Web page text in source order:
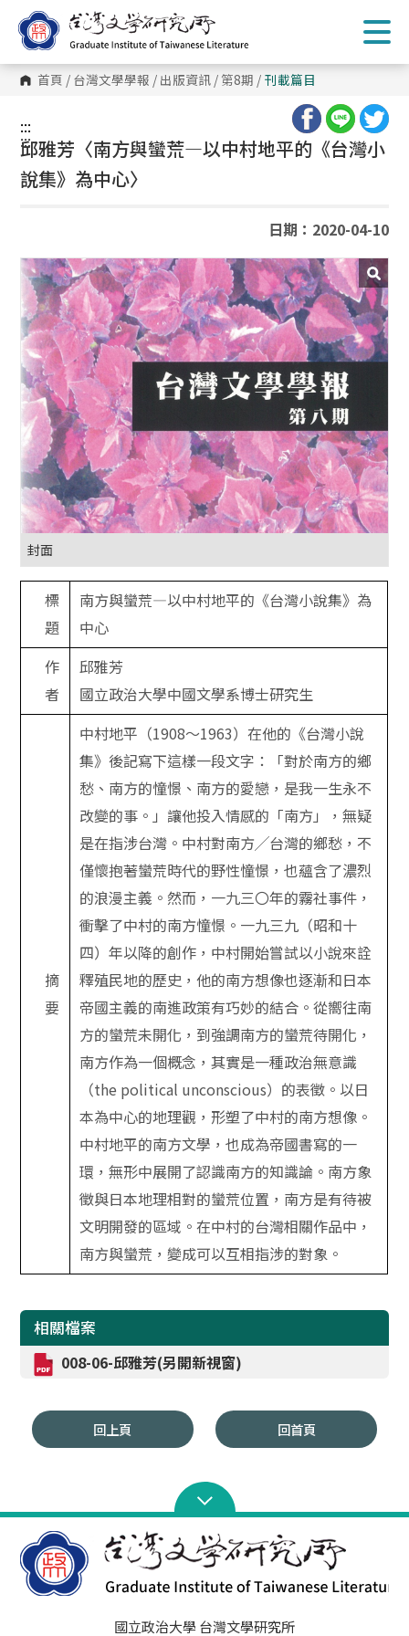
到
主
內
容 首頁 / 台灣文學學報 / 出版資訊 / 第8期 / 刊載篇目
:::
:::
邱雅芳〈南方與蠻荒—以中村地平的《台灣小
說集》為中心〉
日期：2020-04-10
封面
標
題
南方與蠻荒—以中村地平的《台灣小說集》為
中心
作
者
邱雅芳
國立政治大學中國文學系博士研究生
摘
要
中村地平（1908～1963）在他的《台灣小說
集》後記寫下這樣一段文字：「對於南方的鄉
愁、南方的憧憬、南方的愛戀，是我一生永不
改變的事。」讓他投入情感的「南方」，無疑
是在指涉台灣。中村對南方╱台灣的鄉愁，不
僅懷抱著蠻荒時代的野性憧憬，也蘊含了濃烈
的浪漫主義。然而，一九三〇年的霧社事件，
衝擊了中村的南方憧憬。一九三九（昭和十
四）年以降的創作，中村開始嘗試以小說來詮
釋殖民地的歷史，他的南方想像也逐漸和日本
帝國主義的南進政策有巧妙的結合。從嚮往南
方的蠻荒未開化，到強調南方的蠻荒待開化，
南方作為一個概念，其實是一種政治無意識
（the political unconscious）的表徵。以日
本為中心的地理觀，形塑了中村的南方想像。
中村地平的南方文學，也成為帝國書寫的一
環，無形中展開了認識南方的知識論。南方象
徵與日本地理相對的蠻荒位置，南方是有待被
文明開發的區域。在中村的台灣相關作品中，
南方與蠻荒，變成可以互相指涉的對象。
相關檔案
008-06-邱雅芳(另開新視窗)
回上頁 回首頁
國立政治大學 台灣文學研究所